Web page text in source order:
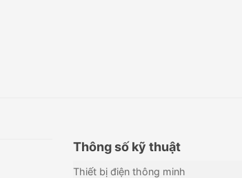
Thông số kỹ thuật
Thiết bị điện thông minh